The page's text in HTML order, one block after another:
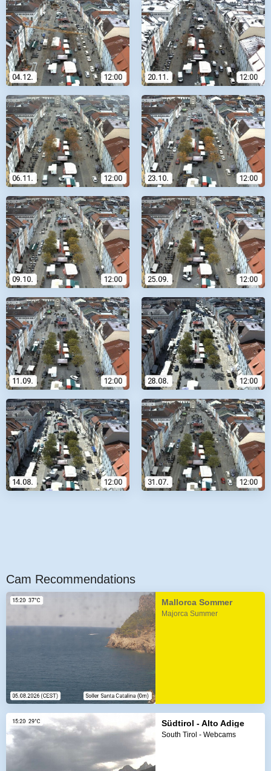
Cam Recommendations
Mallorca Sommer
Majorca Summer
Südtirol - Alto Adige
South Tirol - Webcams